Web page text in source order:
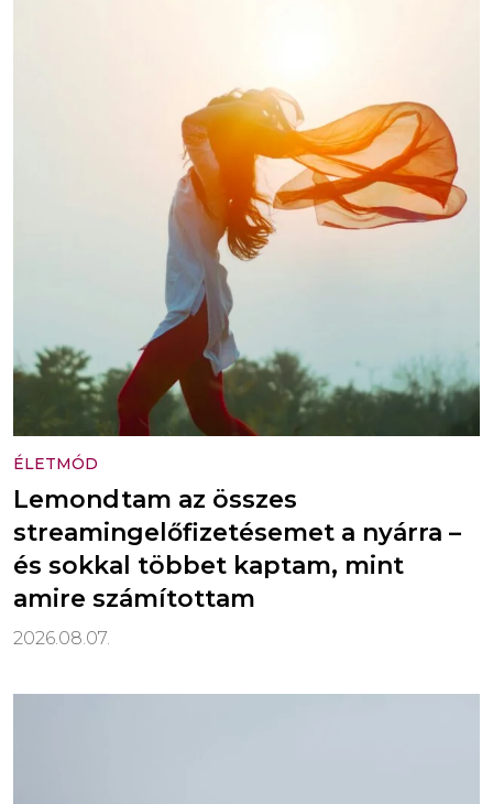
ÉLETMÓD
Lemondtam az összes
streamingelőfizetésemet a nyárra –
és sokkal többet kaptam, mint
amire számítottam
2026.08.07.